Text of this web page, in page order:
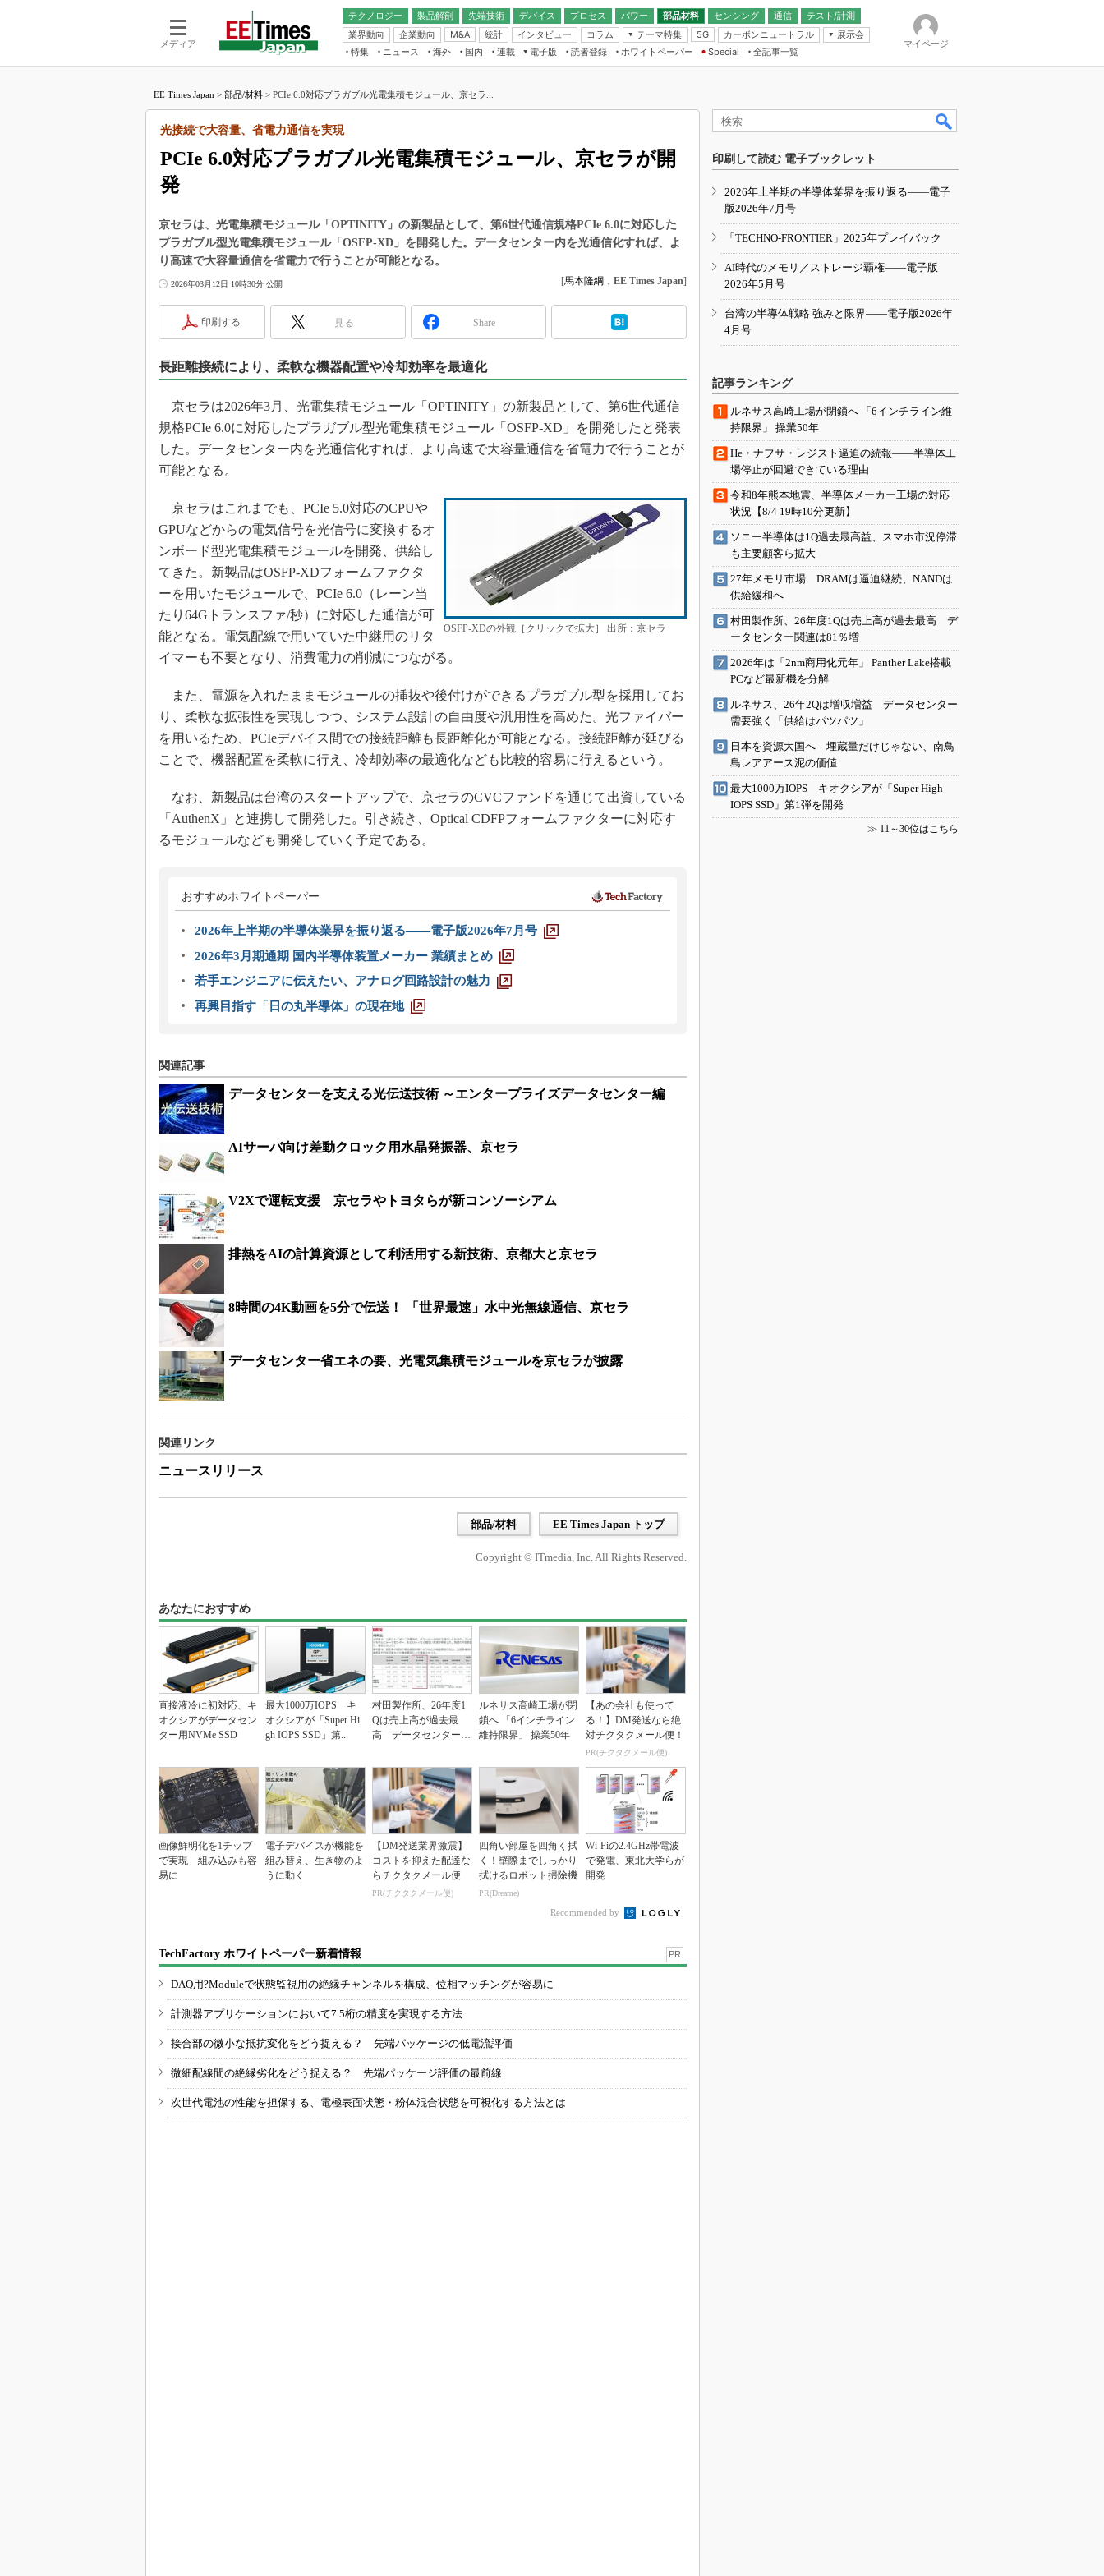
メディア
テクノロジー 製品解剖
先端技術
電池／エネルギー
デバイス
アナログ
マイコン
プロセス パワー 部品材料 センシング
通信
無線
テスト/計測
業界動向
企業動向 M&A 統計 インタビュー コラム
テーマ特集
フィジカルAI
読者調査（EE Times Research）
電源設計（EDN Japan）
5G カーボンニュートラル
展示会
IoT・エッジコンピューティング
EXPO
TECHNO-FRONTIER
人とくるま展
特集 ニュース 海外 国内
連載
福田昭のデバイス通信
湯之上隆のナノフォーカス
大山聡の業界スコープ
学漂流記
世界を「数字」で回してみよう
この10年で起こったこと、次の10年
で起こること
光伝送技術を知る
“異端児エンジニア”が仕掛けた社内
改革、執念の180日
イノベーションは日本を救うのか
「英語に愛されないエンジニア」の
ための新行動論
電子版
電子ブックレット
読者登録 ホワイトペーパー
Special
全記事一覧
マイページ
EE Times Japan > 部品/材料 > PCIe 6.0対応プラガブル光電集積モジュール、京セラ...
PCIe 6.0対応プラガブル光電集積モジュール、京セラが開
発
光接続で大容量、省電力通信を実現
京セラは、光電集積モジュール「OPTINITY」の新製品として、第6世代通信規格PCIe 6.0に対応した
プラガブル型光電集積モジュール「OSFP-XD」を開発した。データセンター内を光通信化すれば、よ
り高速で大容量通信を省電力で行うことが可能となる。
2026年03月12日 10時30分 公開 [馬本隆綱 ， EE Times Japan]
印刷する 見る Share
長距離接続により、柔軟な機器配置や冷却効率を最適化
京セラは2026年3月、光電集積モジュール「OPTINITY」の新製品として、第6世代通信
規格PCIe 6.0に対応したプラガブル型光電集積モジュール「OSFP-XD」を開発したと発表
した。データセンター内を光通信化すれば、より高速で大容量通信を省電力で行うことが
可能となる。
OSFP-XDの外観［クリックで拡大］ 出所：京セラ
京セラはこれまでも、PCIe 5.0対応のCPUや
GPUなどからの電気信号を光信号に変換するオ
ンボード型光電集積モジュールを開発、供給し
てきた。新製品はOSFP-XDフォームファクタ
ーを用いたモジュールで、PCIe 6.0（レーン当
たり64Gトランスファ/秒）に対応した通信が可
能となる。電気配線で用いていた中継用のリタ
イマーも不要となり、消費電力の削減につながる。
また、電源を入れたままモジュールの挿抜や後付けができるプラガブル型を採用してお
り、柔軟な拡張性を実現しつつ、システム設計の自由度や汎用性を高めた。光ファイバー
を用いるため、PCIeデバイス間での接続距離も長距離化が可能となる。接続距離が延びる
ことで、機器配置を柔軟に行え、冷却効率の最適化なども比較的容易に行えるという。
なお、新製品は台湾のスタートアップで、京セラのCVCファンドを通じて出資している
「AuthenX」と連携して開発した。引き続き、Optical CDFPフォームファクターに対応す
るモジュールなども開発していく予定である。
おすすめホワイトペーパー
2026年上半期の半導体業界を振り返る――電子版2026年7月号
2026年3月期通期 国内半導体装置メーカー 業績まとめ
若手エンジニアに伝えたい、アナログ回路設計の魅力
再興目指す「日の丸半導体」の現在地
関連記事
データセンターを支える光伝送技術 ～エンタープライズデータセンター編
AIサーバ向け差動クロック用水晶発振器、京セラ
V2Xで運転支援 京セラやトヨタらが新コンソーシアム
排熱をAIの計算資源として利活用する新技術、京都大と京セラ
8時間の4K動画を5分で伝送！ 「世界最速」水中光無線通信、京セラ
データセンター省エネの要、光電気集積モジュールを京セラが披露
関連リンク
ニュースリリース
部品/材料 EE Times Japan トップ
Copyright © ITmedia, Inc. All Rights Reserved.
あなたにおすすめ
直接液冷に初対応、キ
オクシアがデータセン
ター用NVMe SSD
最大1000万IOPS キ
オクシアが「Super Hi
gh IOPS SSD」第...
村田製作所、26年度1
Qは売上高が過去最
高 データセンター関
ルネサス高崎工場が閉
鎖へ 「6インチライン
維持限界」 操業50年
【あの会社も使って
る！】DM発送なら絶
対チクタクメール便！
PR(チクタクメール便)
画像鮮明化を1チップ
で実現 組み込みも容
易に
電子デバイスが機能を
組み替え、生き物のよ
うに動く
【DM発送業界激震】
コストを抑えた配達な
らチクタクメール便
PR(チクタクメール便)
四角い部屋を四角く拭
く！壁際までしっかり
拭けるロボット掃除機
PR(Dreame)
Wi-Fiの2.4GHz帯電波
で発電、東北大学らが
開発
Recommended by
TechFactory ホワイトペーパー新着情報 PR
DAQ用?Moduleで状態監視用の絶縁チャンネルを構成、位相マッチングが容易に
計測器アプリケーションにおいて7.5桁の精度を実現する方法
接合部の微小な抵抗変化をどう捉える？ 先端パッケージの低電流評価
微細配線間の絶縁劣化をどう捉える？ 先端パッケージ評価の最前線
次世代電池の性能を担保する、電極表面状態・粉体混合状態を可視化する方法とは
印刷して読む 電子ブックレット
2026年上半期の半導体業界を振り返る――電子
版2026年7月号
「TECHNO-FRONTIER」2025年プレイバック
AI時代のメモリ／ストレージ覇権――電子版
2026年5月号
台湾の半導体戦略 強みと限界――電子版2026年
4月号
記事ランキング
ルネサス高崎工場が閉鎖へ 「6インチライン維
持限界」 操業50年
He・ナフサ・レジスト逼迫の続報――半導体工
場停止が回避できている理由
令和8年熊本地震、半導体メーカー工場の対応
状況【8/4 19時10分更新】
ソニー半導体は1Q過去最高益、スマホ市況停滞
も主要顧客ら拡大
27年メモリ市場 DRAMは逼迫継続、NANDは
供給緩和へ
村田製作所、26年度1Qは売上高が過去最高 デ
ータセンター関連は81％増
2026年は「2nm商用化元年」 Panther Lake搭載
PCなど最新機を分解
ルネサス、26年2Qは増収増益 データセンター
需要強く「供給はパツパツ」
日本を資源大国へ 埋蔵量だけじゃない、南鳥
島レアアース泥の価値
最大1000万IOPS キオクシアが「Super High
IOPS SSD」第1弾を開発
≫ 11～30位はこちら